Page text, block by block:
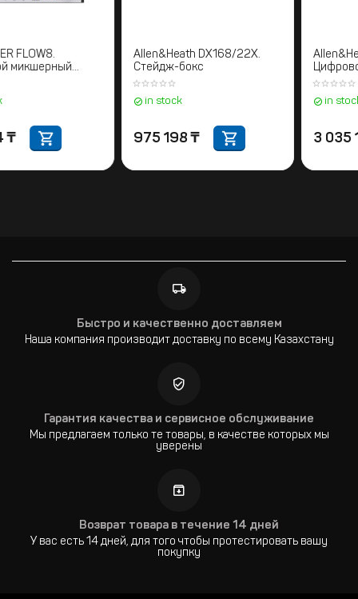
BEHRINGER FLOW8.
Цифровой микшерный
118 774
Allen&Heath DX168/22X.
Стейдж-бокс
975 198
Быстро и качественно доставляем
Наша компания производит доставку по всему Казахстану
Гарантия качества и сервисное обслуживание
Мы предлагаем только те товары, в качестве которых мы
уверены
Возврат товара в течение 14 дней
У вас есть 14 дней, для того чтобы протестировать вашу
покупку